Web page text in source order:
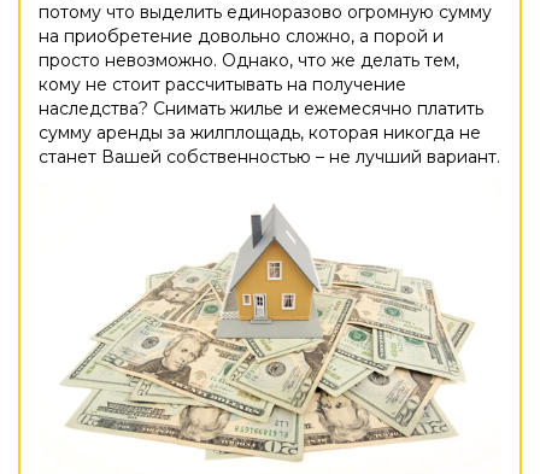
потому что выделить единоразово огромную сумму
на приобретение довольно сложно, а порой и
просто невозможно. Однако, что же делать тем,
кому не стоит рассчитывать на получение
наследства? Снимать жилье и ежемесячно платить
сумму аренды за жилплощадь, которая никогда не
станет Вашей собственностью – не лучший вариант.